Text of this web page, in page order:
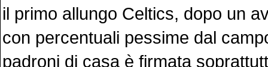
il primo allungo Celtics, dopo un
con percentuali pessime dal
padroni di casa è firmata